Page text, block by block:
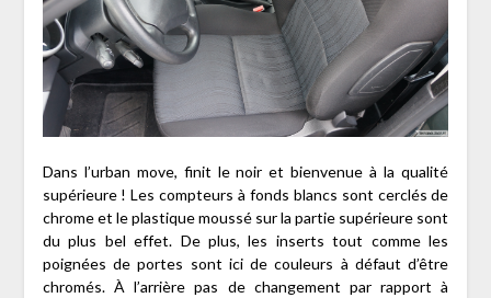
Dans l’urban move, finit le noir et bienvenue à la qualité
supérieure ! Les compteurs à fonds blancs sont cerclés de
chrome et le plastique moussé sur la partie supérieure sont
du plus bel effet. De plus, les inserts tout comme les
poignées de portes sont ici de couleurs à défaut d’être
chromés. À l’arrière pas de changement par rapport à